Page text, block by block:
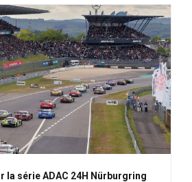
la série ADAC 24H Nürburgring